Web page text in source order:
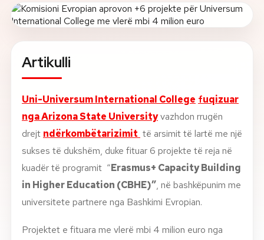
Fuqizuar nga ASU
Lajme
Kontakti
GJUHA
EN
AL Apliko Kërko info
UMS Students
LMS Canvas
Artikulli
Uni-Universum International College fuqizuar
nga Arizona State Universityvazhdon rrugën
drejt ndërkombëtarizimit të arsimit të lartë me një
sukses të dukshëm, duke fituar 6 projekte të reja në
kuadër të programit “Erasmus+ Capacity Building
in Higher Education (CBHE)”, në bashkëpunim me
universitete partnere nga Bashkimi Evropian.
Projektet e fituara me vlerë mbi 4 milion euro nga